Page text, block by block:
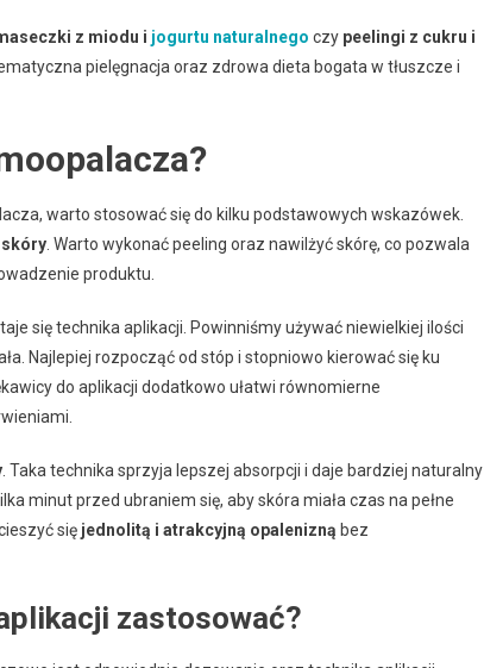
z miodu i jogurtu naturalnego czy peelingi z cukru i
pielęgnacja oraz zdrowa dieta bogata w tłuszcze i
warto stosować się do kilku podstawowych wskazówek.
. Warto wykonać peeling oraz nawilżyć skórę, co pozwala
produktu.
się technika aplikacji. Powinniśmy używać niewielkiej ilości
Najlepiej rozpocząć od stóp i stopniowo kierować się ku
do aplikacji dodatkowo ułatwi równomierne
. Taka technika sprzyja lepszej absorpcji i daje bardziej naturalny
minut przed ubraniem się, aby skóra miała czas na pełne
się jednolitą i atrakcyjną opalenizną bez
zastosować?